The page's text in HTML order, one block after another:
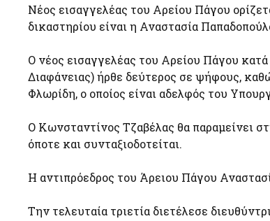
Νέος εισαγγελέας του Αρείου Πάγου
δικαστηρίου είναι η Αναστασία
Ο νέος εισαγγελέας του Αρείου Πάγου
Διαφάνειας) ήρθε δεύτερος σε ψήφους,
Φλωρίδη, ο οποίος είναι αδελφός του
Ο Κωνσταντίνος Τζαβέλας θα παραμείνει
όποτε και συνταξιοδοτείται.
Η αντιπρόεδρος του Άρειου Πάγου
Την τελευταία τριετία διετέλεσε